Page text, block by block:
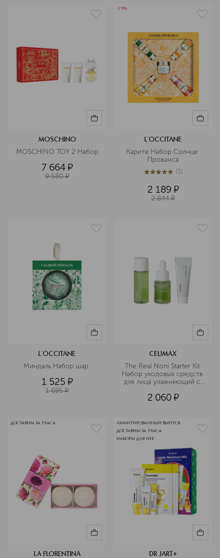
MOSCHINO
MOSCHINO TOY 2 Набор
7 664 ¤
9 580 ¤
-23%
L`OCCITANE
Карите Набор Солнце
Прованса
5из 51 (1)
2 189 ¤
2 844 ¤
L`OCCITANE
1 525 ¤
1 695 ¤
CELIMAX
The Real Noni Starter Kit
Набор уходовых средств
для лица улажняющий с
2 060 ¤
ДОСТАВИМ ЗА 3 ЧАСА
LA FLORENTINA
ЛИМИТИРОВАННЫЙ ВЫПУСК
ДОСТАВИМ ЗА 3 ЧАСА
НАБОРЫ ДЛЯ НЕЕ
DR JART+